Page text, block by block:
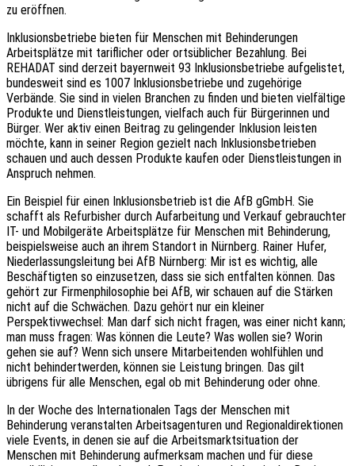
zu eröffnen.
Inklusionsbetriebe bieten für Menschen mit Behinderungen
Arbeitsplätze mit tariflicher oder ortsüblicher Bezahlung. Bei
REHADAT sind derzeit bayernweit 93 Inklusionsbetriebe aufgelistet,
bundesweit sind es 1007 Inklusionsbetriebe und zugehörige
Verbände. Sie sind in vielen Branchen zu finden und bieten vielfältige
Produkte und Dienstleistungen, vielfach auch für Bürgerinnen und
Bürger. Wer aktiv einen Beitrag zu gelingender Inklusion leisten
möchte, kann in seiner Region gezielt nach Inklusionsbetrieben
schauen und auch dessen Produkte kaufen oder Dienstleistungen in
Anspruch nehmen.
Ein Beispiel für einen Inklusionsbetrieb ist die AfB gGmbH. Sie
schafft als Refurbisher durch Aufarbeitung und Verkauf gebrauchter
IT- und Mobilgeräte Arbeitsplätze für Menschen mit Behinderung,
beispielsweise auch an ihrem Standort in Nürnberg. Rainer Hufer,
Niederlassungsleitung bei AfB Nürnberg: Mir ist es wichtig, alle
Beschäftigten so einzusetzen, dass sie sich entfalten können. Das
gehört zur Firmenphilosophie bei AfB, wir schauen auf die Stärken
nicht auf die Schwächen. Dazu gehört nur ein kleiner
Perspektivwechsel: Man darf sich nicht fragen, was einer nicht kann;
man muss fragen: Was können die Leute? Was wollen sie? Worin
gehen sie auf? Wenn sich unsere Mitarbeitenden wohlfühlen und
nicht behindertwerden, können sie Leistung bringen. Das gilt
übrigens für alle Menschen, egal ob mit Behinderung oder ohne.
In der Woche des Internationalen Tags der Menschen mit
Behinderung veranstalten Arbeitsagenturen und Regionaldirektionen
viele Events, in denen sie auf die Arbeitsmarktsituation der
Menschen mit Behinderung aufmerksam machen und für diese